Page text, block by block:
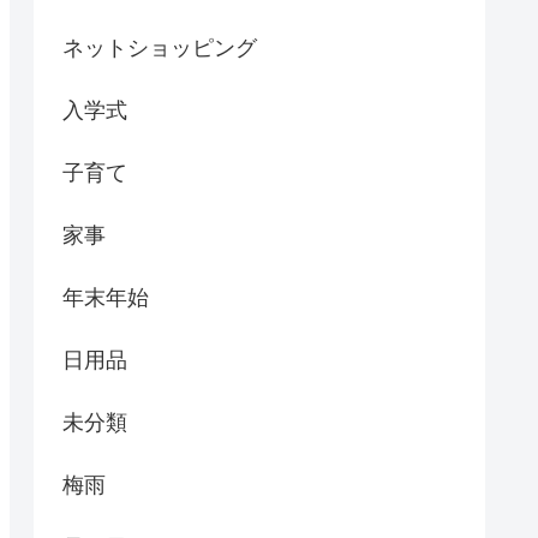
ネットショッピング
入学式
子育て
家事
年末年始
日用品
未分類
梅雨